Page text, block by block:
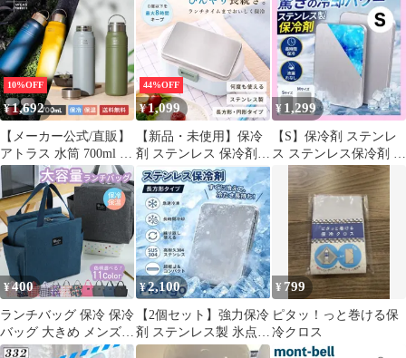
ア
アイス保冷剤 コンパク
ト 長持ち 繰り返し使用
可 防災用にも最適
10%OFF
¥1,692
【メーカー公式/直販】
アトラス 水筒 700ml 保
冷 保温 ハンドル付き
スクリューボトル アウ
トドア キャンプ 軽量
ステンレス 真空断熱 マ
グボトル ウェンズプロ
ダクツ AWPB-701
44%OFF
¥1,099
【新品・未使用】保冷
剤 ステンレス 保冷剤
長時間 強力保冷 小型
保温バッグ クーラーボ
ックス 繰り返し使える
冷蔵 暑さ対策 熱症対策
急速冷却 アイスパック
お弁当 釣り アウトドア
キャンプ キャンプ BBQ
保冷用品 FRESH
SWITCH
¥ 1,299
【S】保冷剤 ステンレ
ス ステンレス保冷剤 S
サイズ 繰り返し使用可
能 お弁当
¥400
ランチバッグ 保冷 保冷
バッグ 大きめ メンズ
レディース 大容量 保温
¥2,100
【2個セット】強力保冷
剤 ステンレス製 氷点下
キープ 倍速凍結 長時間
¥ 799
ピタッ！っと巻ける保
冷クロス